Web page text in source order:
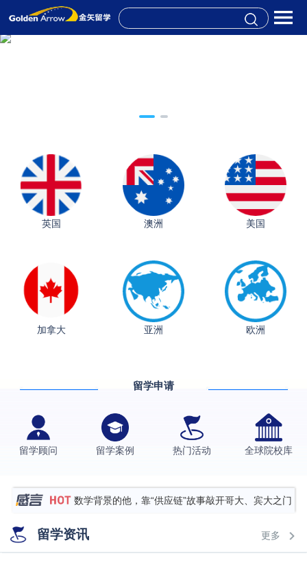
英国 澳洲 美国
加拿大 亚洲 欧洲
留学申请
留学顾问 留学案例 热门活动 全球院校库
从上海财大2+2到谢菲尔德：低均分逆袭QS百强金
伯明翰大学数字媒体与创意产业硕士录取案例
西南财经大学投资学背景，成功斩获英国名校多份
硕士录取
数学背景的他，靠“供应链”故事敲开哥大、宾大之门
专科逆袭伦敦大学学院UCL录取案例解析
香港浸会大学伦理与公共事务硕士录取
留学资讯 更多